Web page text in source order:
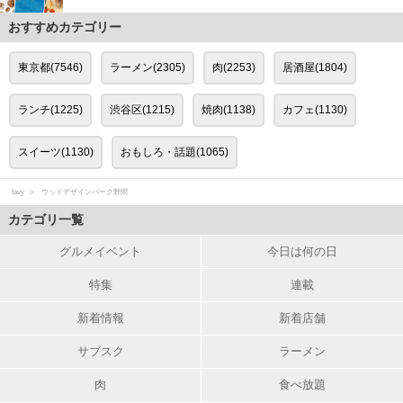
おすすめカテゴリー
東京都(7546) ラーメン(2305) 肉(2253) 居酒屋(1804)
ランチ(1225) 渋谷区(1215) 焼肉(1138) カフェ(1130)
スイーツ(1130) おもしろ・話題(1065)
favy ウッドデザインパーク野間
カテゴリ一覧
グルメイベント 今日は何の日
特集 連載
新着情報 新着店舗
サブスク ラーメン
肉 食べ放題